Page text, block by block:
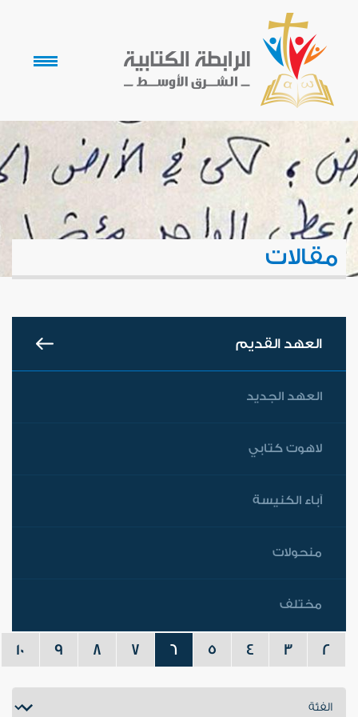
مقالات
العهد القديم
العهد الجديد
لاهوت كتابي
آباء الكنيسة
منحولات
مختلف
2
3
4
5
6
7
8
9
10